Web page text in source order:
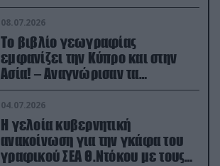
08.07.2026
Το βιβλίο γεωγραφίας
εμφανίζει την Κύπρο και στην
Ασία! – Αναγνώρισαν τα
κατεχόμενα; (φωτο)
04.07.2026
Η γελοία κυβερνητική
ανακοίνωση για την γκάφα του
γραφικού ΣΕΑ Θ.Ντόκου με τους